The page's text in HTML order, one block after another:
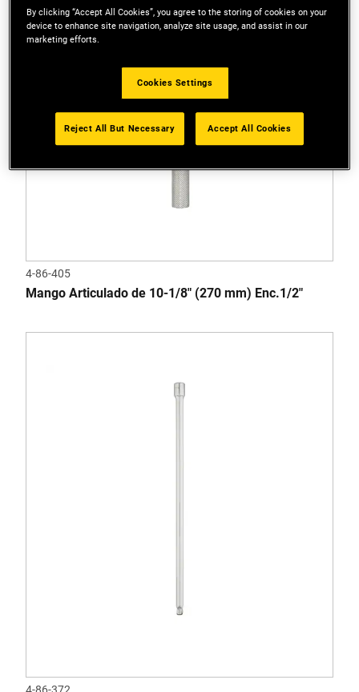
4-86-405
Mango Articulado de 10-1/8" (270 mm) Enc.1/2"
By clicking “Accept All Cookies”, you agree to the storing of cookies on your
device to enhance site navigation, analyze site usage, and assist in our
marketing efforts.
Cookies Settings
Reject All But Necessary Accept All Cookies